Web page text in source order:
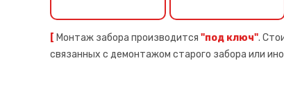
[ Монтаж забора производится "под ключ".
связанных с демонтажом старого забора или